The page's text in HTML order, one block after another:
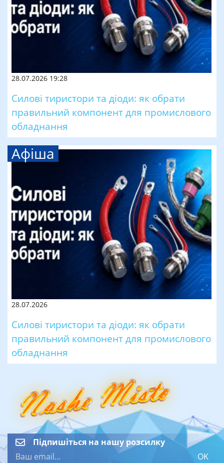
28.07.2026 19:28
Силові тиристори та діоди: як обрати
правильний компонент для промислового
обладнання
Афіша
28.07.2026
Силові тиристори та діоди: як обрати
правильний компонент для промислового
обладнання
Підпишіться на нашу розсилку
OK